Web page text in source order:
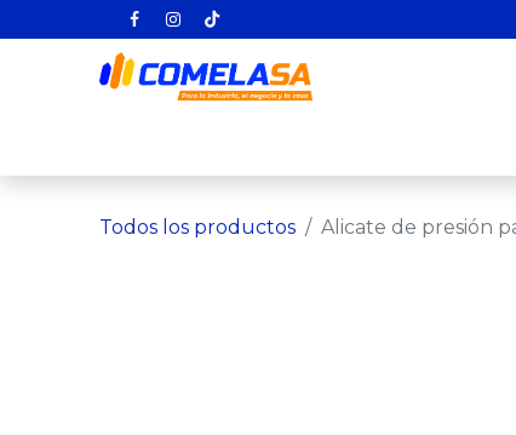
Todos los productos Alicate de presión